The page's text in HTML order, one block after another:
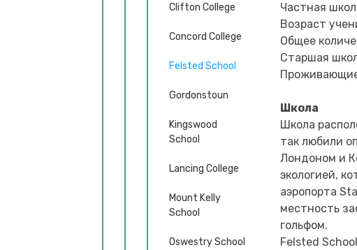
Clifton College
Concord College
Felsted School
Gordonstoun
Kingswood
School
Lancing College
Mount Kelly
School
Oswestry School
Частная
Возраст
Общее
Старшая
Школа
Школа
так любили
Лондоном и
экологией,
аэропорта
местность
гольфом.
Felsted